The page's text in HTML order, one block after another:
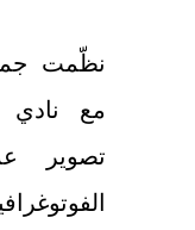
نظّمت
مع نادي
تصوير